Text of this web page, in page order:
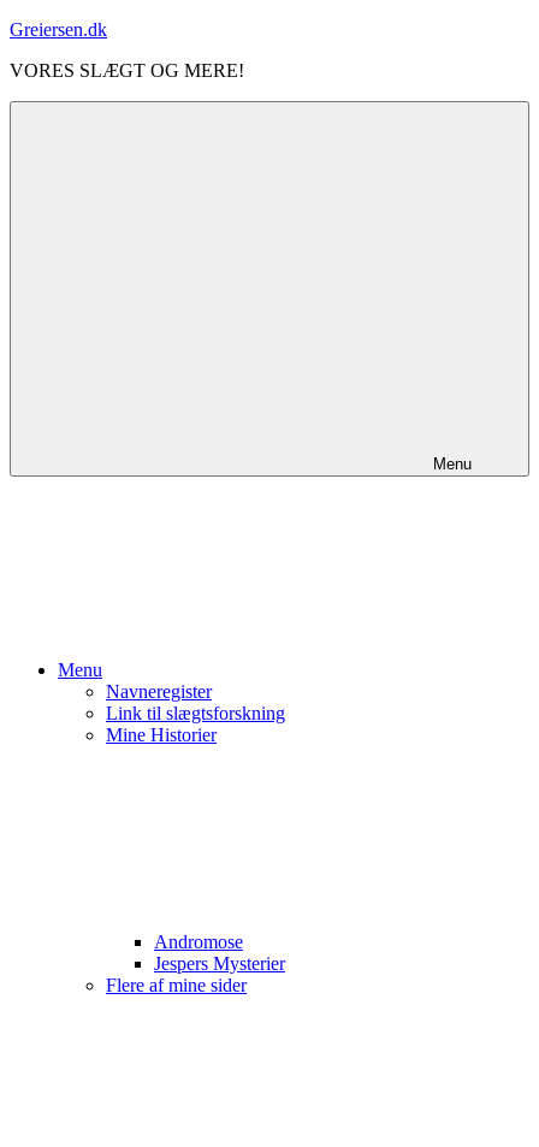
Videre
indhold
Greiersen.dk
VORES SLÆGT OG MERE!
Menu
Menu
Navneregister
Link til slægtsforskning
Mine Historier
Andromose
Jespers Mysterier
Flere af mine sider